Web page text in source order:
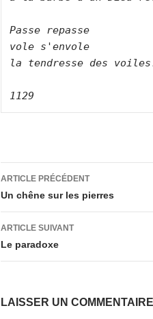
Passe repasse
vole s'envole
la tendresse des
Navigation
des
articles
ARTICLE PRÉCÉDENT
Un chêne sur les pierres
ARTICLE SUIVANT
Le paradoxe
LAISSER UN COMMENTAIRE